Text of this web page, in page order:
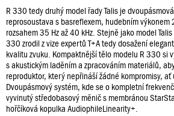
R 330 tedy druhý model řady Talis je
reprosoustava s basreflexem, hudebním výkonem
rozsahem 35 Hz až 40 kHz. Stejně jako model
330 zrodil z vize expertů T+A tedy dosažení
kvalitu zvuku. Kompaktnější tělo modelu R 330 si
s akustickým laděním a zpracováním materiálů,
reproduktor, který nepřináší žádné kompromisy, ať
Dvoupásmový systém, kde se o kompletní
vyvinutý středobasový měnič s membránou
hořčíková kopulka AudiophileLinearity+.